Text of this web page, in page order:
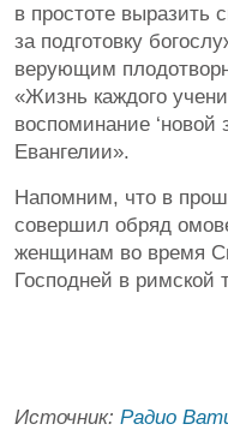
в простоте выразить
за подготовку
верующим
«Жизнь каждого
воспоминание
Евангелии».
Напомним, что в
совершил обряд
женщинам во время
Господней в
Источник: Радио